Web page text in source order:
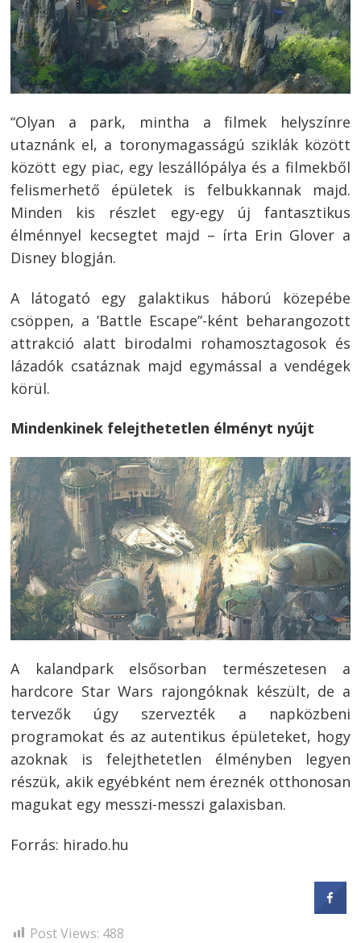
“Olyan a park, mintha a filmek helyszínre
utaznánk el, a toronymagasságú sziklák között
között egy piac, egy leszállópálya és a filmekből
felismerhető épületek is felbukkannak majd.
Minden kis részlet egy-egy új fantasztikus
élménnyel kecsegtet majd – írta Erin Glover a
Disney blogján.
A látogató egy galaktikus háború közepébe
csöppen, a ’Battle Escape”-ként beharangozott
attrakció alatt birodalmi rohamosztagosok és
lázadók csatáznak majd egymással a vendégek
körül.
Mindenkinek felejthetetlen élményt nyújt
A kalandpark elsősorban természetesen a
hardcore Star Wars rajongóknak készült, de a
tervezők úgy szervezték a napközbeni
programokat és az autentikus épületeket, hogy
azoknak is felejthetetlen élményben legyen
részük, akik egyébként nem éreznék otthonosan
magukat egy messzi-messzi galaxisban.
Forrás: hirado.hu
Post Views: 488
Bejegyzés
navigáció